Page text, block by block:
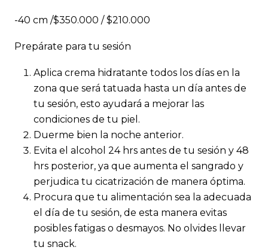
-40 cm /$350.000 / $210.000
Prepárate para tu sesión
Aplica crema hidratante todos los días en la
zona que será tatuada hasta un día antes de
tu sesión, esto ayudará a mejorar las
condiciones de tu piel.
Duerme bien la noche anterior.
Evita el alcohol 24 hrs antes de tu sesión y 48
hrs posterior, ya que aumenta el sangrado y
perjudica tu cicatrización de manera óptima.
Procura que tu alimentación sea la adecuada
el día de tu sesión, de esta manera evitas
posibles fatigas o desmayos. No olvides llevar
tu snack.